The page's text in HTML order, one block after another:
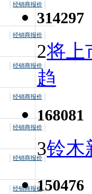
经销商报价
经销商报价
经销商报价
经销商报价
经销商报价
经销商报价
经销商报价
314297
2将上
趋
168081
3铃木
150476